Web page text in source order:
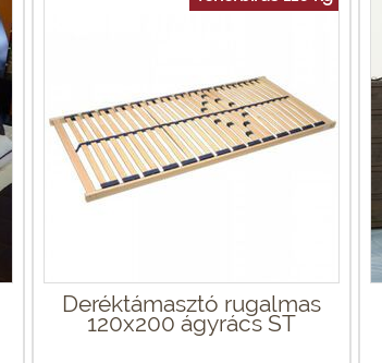
Deréktámasztó rugalmas
120x200 ágyrács ST